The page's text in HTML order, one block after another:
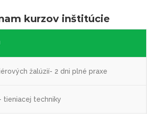
kurzov inštitúcie
žalúzií- 2 dni plné praxe
tieniacej techniky